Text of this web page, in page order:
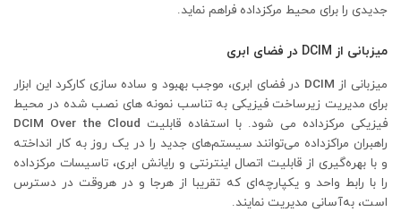
جدیدی را برای محیط مرکزداده فراهم نماید.
میزبانی از DCIM در فضای ابری
میزبانی از DCIM در فضای ابری، موجب بهبود و ساده سازی کارکرد این ابزار
برای مدیریت زیرساخت فیزیکی به تناسب نمونه های نصب شده در محیط
فیزیکی مرکزداده می شود. با استفاده قابلیت DCIM Over the Cloud
راهبران مراکزداده می‌توانند سیستم‌های جدید را در یک روز به کار انداخته
و با بهره‌گیری از قابلیت اتصال اینترنتی و رایانش ابری، تاسیسات مرکزداده
را با رابط واحد و یکپارچه‌ای که تقریبا از هرجا و در هروقت در دسترس
است، به‌آسانی مدیریت نمایند.